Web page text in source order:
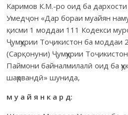
Каримов К.М.-ро оид ба
Умедҷон «Дар бораи муайян
қисми 1 моддаи 111 Кодекси
Ҷумҳурии Тоҷикистон ба моддаи
(Сарқонуни) Ҷумҳурии
Паймони байналмилалӣ оид ба
шаҳрвандӣ» шунида,
м у а й я н к а р д: